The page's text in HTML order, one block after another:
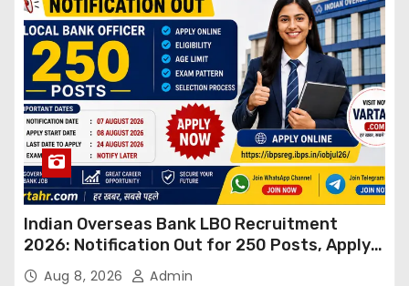
Indian Overseas Bank LBO Recruitment
2026: Notification Out for 250 Posts, Apply
OnlineAug 8, 2026 Admin